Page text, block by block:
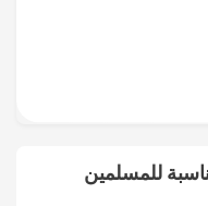
للمسلمين